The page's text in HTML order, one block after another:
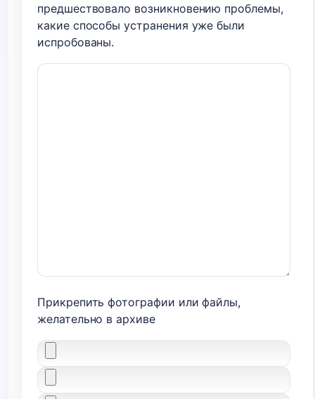
предшествовало возникновению проблемы,
какие способы устранения уже были
испробованы.
Прикрепить фотографии или файлы,
желательно в архиве